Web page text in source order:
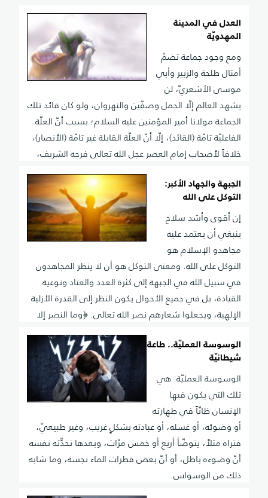
العدل في المدينة
المهدويّة
ومع وجود جماعة تضمّ
أمثال طلحة والزبير وأبي
موسى الأشعريّ، لن
يشهد العالم إلّا الجمل وصفّين والنهروان، ولو كان قائد تلك
الجماعة مولانا أمير المؤمنين عليه السلام؛ بسبب أنّ العلّة
الفاعليّة تامّة (القائد)، إلّا أنّ العلّة القابلة غير تامّة (الأنصار)،
خلافاً لأصحاب إمام العصر عجل الله تعالى فرجه الشريف،
التراب الذي يمشي عليه الإمام عجل الله تعالى فرجه
الشريف.
الجبهة والجهاد الأكبر:
التوكل على الله
إن أقوى وأشد سلاح
ينبغي أن يعتمد عليه
مجاهدو الإسلام هو
التوكل على الله. ومعنى التوكل هو أن لا ينظر المجاهدون
في سبيل الله في الجبهة إلى كثرة العدد والعتاد ونوعية
القيادة، بل في جميع الأحوال يكون النظر إلى القدرة الأزلية
الإلهية، ويجعلوا شعارهم نصر الله تعالى. ﴿وما النصر إلا
الوسوسة العمليّة.. طاعة
شيطانيّة
الوسوسة العمليّة: هي
تلك التي يكون فيها
الإنسان ظانّاً في طهارته
أو وضوئه، أو غسله، أو عبادته بشكلٍ غريب، وغير طبيعيّ،
فتراه مثلاً، يتوضّأ أربع أو خمس مرّات، وبعدها تحدِّثه نفسه
أنّ وضوءه باطل، أو أنّ بعض قطرات الماء نجسة، وما شابه
ذلك من الوسواس.